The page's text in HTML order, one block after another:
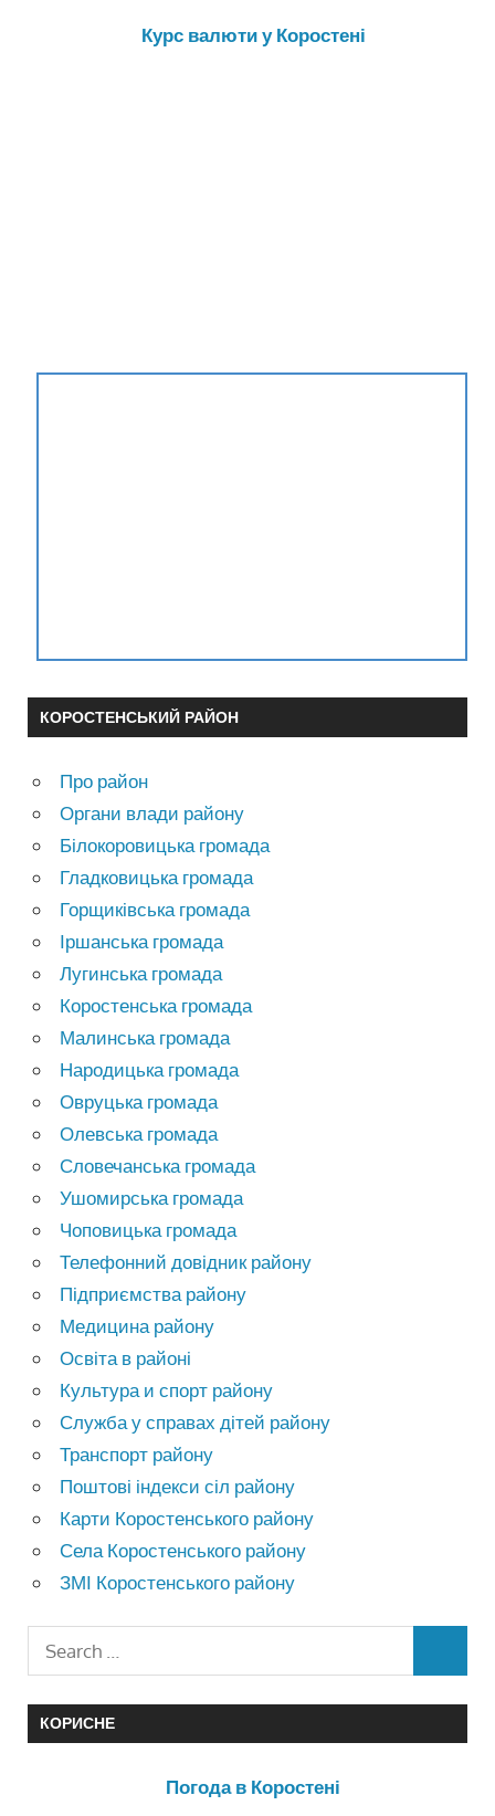
Курс валюти у Коростені
КОРОСТЕНСЬКИЙ РАЙОН
Про район
Органи влади району
Білокоровицька громада
Гладковицька громада
Горщиківська громада
Іршанська громада
Лугинська громада
Коростенська громада
Малинська громада
Народицька громада
Овруцька громада
Олевська громада
Словечанська громада
Ушомирська громада
Чоповицька громада
Телефонний довідник району
Підприємства району
Медицина району
Освіта в районі
Культура и спорт району
Служба у справах дітей району
Транспорт району
Поштові індекси сіл району
Карти Коростенського району
Села Коростенського району
ЗМІ Коростенського району
КОРИСНЕ
Погода в Коростені